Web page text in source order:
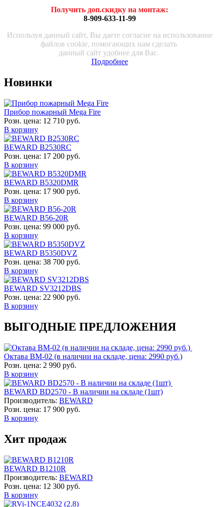
Получить доп.скидку на монтаж:
8-909-633-11-99
Используя данный сайт, Вы даете согласие на использование
файлов cookie, помогающих нам сделать
данный сайт удобнее для Вас.
Подробнее
Новинки
Прибор пожарный Mega Fire
Розн. цена: 12 710 руб.
В корзину
BEWARD B2530RC
Розн. цена: 17 200 руб.
В корзину
BEWARD B5320DMR
Розн. цена: 17 900 руб.
В корзину
BEWARD B56-20R
Розн. цена: 99 000 руб.
В корзину
BEWARD B5350DVZ
Розн. цена: 38 700 руб.
В корзину
BEWARD SV3212DBS
Розн. цена: 22 900 руб.
В корзину
ВЫГОДНЫЕ ПРЕДЛОЖЕНИЯ
Октава ВМ-02 (в наличии на складе, цена: 2990 руб.)
Розн. цена: 2 990 руб.
В корзину
BEWARD BD2570 - В наличии на складе (1шт)
Производитель: BEWARD
Розн. цена: 17 900 руб.
В корзину
Хит продаж
BEWARD B1210R
Производитель: BEWARD
Розн. цена: 12 300 руб.
В корзину